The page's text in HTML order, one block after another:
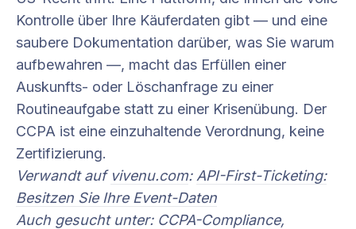
Kontrolle über Ihre Käuferdaten gibt — und eine
saubere Dokumentation darüber, was Sie warum
aufbewahren —, macht das Erfüllen einer
Auskunfts- oder Löschanfrage zu einer
Routineaufgabe statt zu einer Krisenübung. Der
CCPA ist eine einzuhaltende Verordnung, keine
Zertifizierung.
Verwandt auf vivenu.com: API-First-Ticketing:
Besitzen Sie Ihre Event-Daten
Auch gesucht unter: CCPA-Compliance,